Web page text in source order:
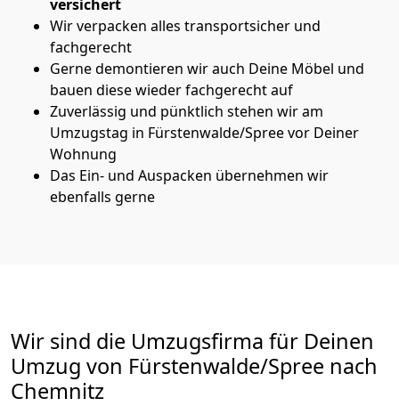
versichert
Wir verpacken alles transportsicher und
fachgerecht
Gerne demontieren wir auch Deine Möbel und
bauen diese wieder fachgerecht auf
Zuverlässig und pünktlich stehen wir am
Umzugstag in Fürstenwalde/Spree vor Deiner
Wohnung
Das Ein- und Auspacken übernehmen wir
ebenfalls gerne
Wir sind die Umzugsfirma für Deinen
Umzug von Fürstenwalde/Spree nach
Chemnitz